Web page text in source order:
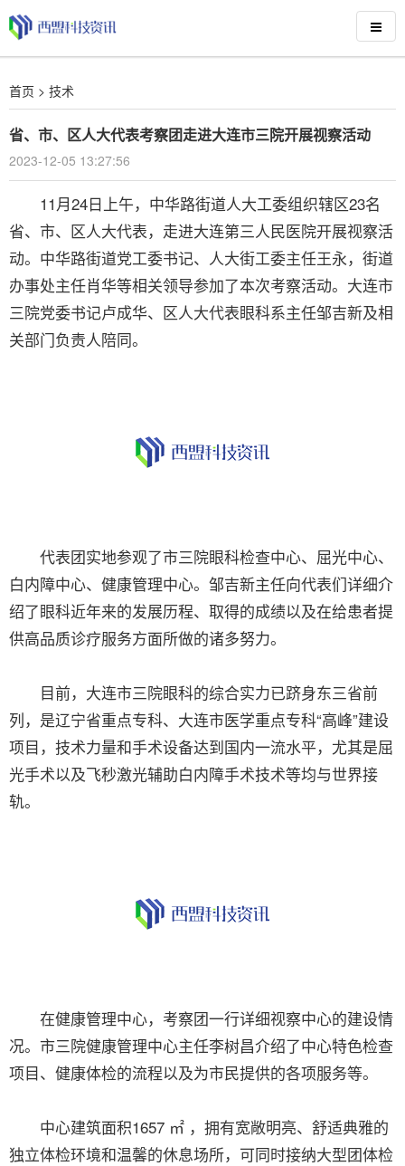
首页 > 技术
省、市、区人大代表考察团走进大连市三院开展视察活动
2023-12-05 13:27:56
11月24日上午，中华路街道人大工委组织辖区23名
省、市、区人大代表，走进大连第三人民医院开展视察活
动。中华路街道党工委书记、人大街工委主任王永，街道
办事处主任肖华等相关领导参加了本次考察活动。大连市
三院党委书记卢成华、区人大代表眼科系主任邹吉新及相
关部门负责人陪同。
代表团实地参观了市三院眼科检查中心、屈光中心、
白内障中心、健康管理中心。邹吉新主任向代表们详细介
绍了眼科近年来的发展历程、取得的成绩以及在给患者提
供高品质诊疗服务方面所做的诸多努力。
目前，大连市三院眼科的综合实力已跻身东三省前
列，是辽宁省重点专科、大连市医学重点专科“高峰”建设
项目，技术力量和手术设备达到国内一流水平，尤其是屈
光手术以及飞秒激光辅助白内障手术技术等均与世界接
轨。
在健康管理中心，考察团一行详细视察中心的建设情
况。市三院健康管理中心主任李树昌介绍了中心特色检查
项目、健康体检的流程以及为市民提供的各项服务等。
中心建筑面积1657 ㎡ ，拥有宽敞明亮、舒适典雅的
独立体检环境和温馨的休息场所，可同时接纳大型团体检